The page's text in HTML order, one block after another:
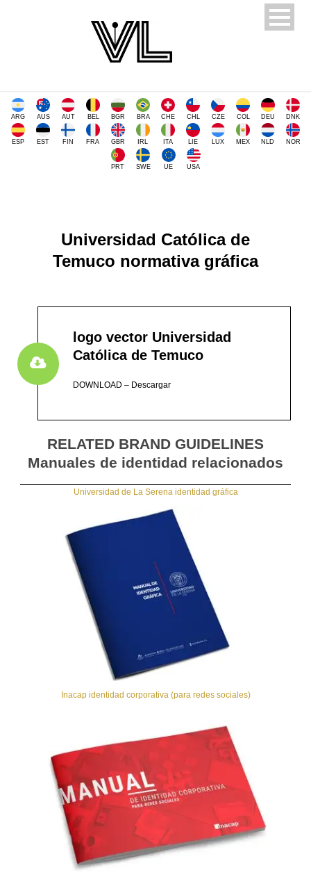
ARG AUS AUT BEL BGR BRA CHE CHL CZE COL DEU DNK
ESP EST FIN FRA GBR IRL ITA LIE LUX MEX NLD NOR
PRT SWE UE USA
Universidad Católica de
Temuco normativa gráfica
logo vector Universidad
Católica de Temuco
DOWNLOAD – Descargar
RELATED BRAND GUIDELINES
Manuales de identidad relacionados
Universidad de La Serena identidad gráfica
Inacap identidad corporativa (para redes sociales)